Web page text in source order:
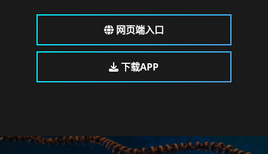
网页端入口
下载APP